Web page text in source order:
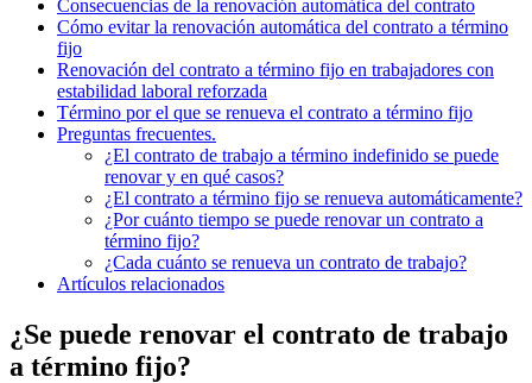
Consecuencias de la renovación automática del contrato
Cómo evitar la renovación automática del contrato a término
fijo
Renovación del contrato a término fijo en trabajadores con
estabilidad laboral reforzada
Término por el que se renueva el contrato a término fijo
Preguntas frecuentes.
¿El contrato de trabajo a término indefinido se puede
renovar y en qué casos?
¿El contrato a término fijo se renueva automáticamente?
¿Por cuánto tiempo se puede renovar un contrato a
término fijo?
¿Cada cuánto se renueva un contrato de trabajo?
Artículos relacionados
¿Se puede renovar el contrato de trabajo
a término fijo?